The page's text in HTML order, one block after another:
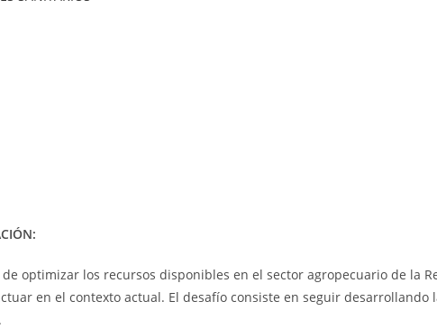
optimizar los recursos disponibles en el sector agropecuario de la
en el contexto actual. El desafío consiste en seguir